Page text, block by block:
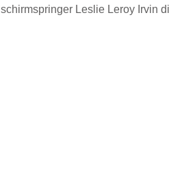
Leslie Leroy Irvin